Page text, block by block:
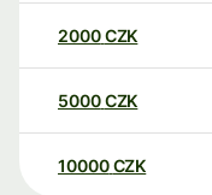
2000CZK
5000CZK
10000 CZK